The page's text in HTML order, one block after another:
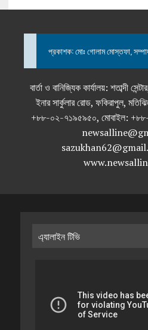
প্রকাশক: মোঃ গোলাম মোস্তফা,
বার্তা ও বানিজ্যিক কার্যালয়: শতাব্দী
ইনার সার্কুলার রোড, ফকিরাপুল,
+৮৮-০২-৭১৯৫৯৫০, মোবাইল:
এ্যালাইন টিভি